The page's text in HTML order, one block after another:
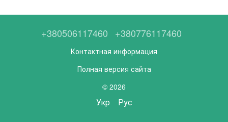
+380506117460 +380776117460
Контактная информация
Полная версия сайта
© 2026
Укр Рус